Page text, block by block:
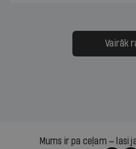
Vairāk
Mums ir pa ceļam — lasi